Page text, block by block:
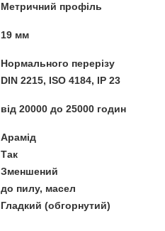
Метричний профіль
19 мм
Нормального перерізу
DIN 2215, ISO 4184, IP 23
від 20000 до 25000 годин
Арамід
Так
Зменшений
до пилу, масел
Гладкий (обгорнутий)